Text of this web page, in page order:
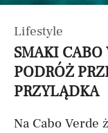
Lifestyle
SMAKI
PODRÓŻ
PRZYLĄDKA
Na Cabo Verde